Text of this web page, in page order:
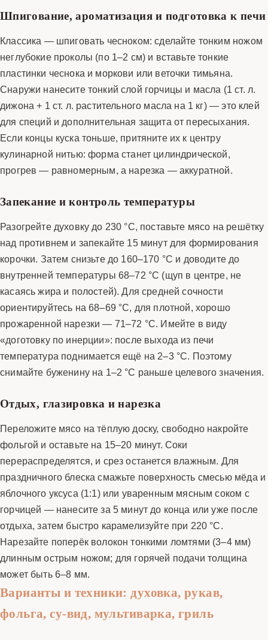
Шпигование, ароматизация и подготовка к печи
Классика — шпиговать чесноком: сделайте тонким ножом
неглубокие проколы (по 1–2 см) и вставьте тонкие
пластинки чеснока и моркови или веточки тимьяна.
Снаружи нанесите тонкий слой горчицы и масла (1 ст. л.
дижона + 1 ст. л. растительного масла на 1 кг) — это клей
для специй и дополнительная защита от пересыхания.
Если концы куска тоньше, притяните их к центру
кулинарной нитью: форма станет цилиндрической,
прогрев — равномерным, а нарезка — аккуратной.
Запекание и контроль температуры
Разогрейте духовку до 230 °C, поставьте мясо на решётку
над противнем и запекайте 15 минут для формирования
корочки. Затем снизьте до 160–170 °C и доводите до
внутренней температуры 68–72 °C (щуп в центре, не
касаясь жира и полостей). Для средней сочности
ориентируйтесь на 68–69 °C, для плотной, хорошо
прожаренной нарезки — 71–72 °C. Имейте в виду
«доготовку по инерции»: после выхода из печи
температура поднимается ещё на 2–3 °C. Поэтому
снимайте буженину на 1–2 °C раньше целевого значения.
Отдых, глазировка и нарезка
Переложите мясо на тёплую доску, свободно накройте
фольгой и оставьте на 15–20 минут. Соки
перераспределятся, и срез останется влажным. Для
праздничного блеска смажьте поверхность смесью мёда и
яблочного уксуса (1:1) или уваренным мясным соком с
горчицей — нанесите за 5 минут до конца или уже после
отдыха, затем быстро карамелизуйте при 220 °C.
Нарезайте поперёк волокон тонкими ломтями (3–4 мм)
длинным острым ножом; для горячей подачи толщина
может быть 6–8 мм.
Варианты и техники: духовка, рукав,
фольга, су-вид, мультиварка, гриль